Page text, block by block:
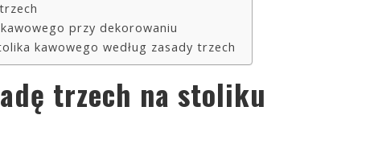
przy dekorowaniu
kawowego według zasady trzech
trzech na stoliku